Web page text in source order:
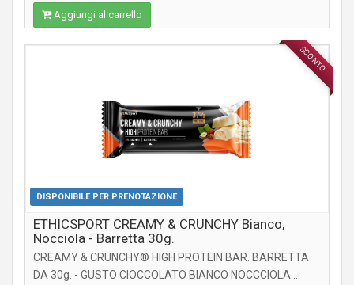
Aggiungi al carrello
SCONTO
DISPONIBILE PER PRENOTAZIONE
INTEGRATORI
ETHICSPORT CREAMY & CRUNCHY Bianco,
Nocciola - Barretta 30g.
CREAMY & CRUNCHY® HIGH PROTEIN BAR. BARRETTA
DA 30g. - GUSTO CIOCCOLATO BIANCO NOCCCIOLA ...